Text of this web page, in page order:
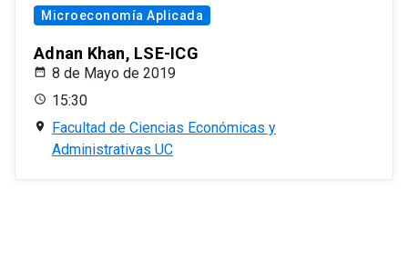
Microeconomía Aplicada
Adnan Khan, LSE-ICG
8 de Mayo de 2019
15:30
Facultad de Ciencias Económicas y
Administrativas UC